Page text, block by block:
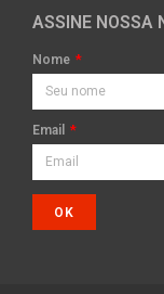
ASSINE NOSSA
Nome
Email
OK